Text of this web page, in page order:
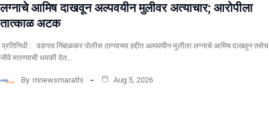
लग्नाचे आमिष दाखवून अल्पवयीन मुलीवर अत्याचार; आरोपीला
तात्काळ अटक
प्रतिनिधी : वडगाव निंबाळकर पोलीस ठाण्याच्या हद्दीत अल्पवयीन मुलीला लग्नाचे आमिष दाखवून तसेच
जीवे मारण्याची धमकी देत…
By mnewsmarathi Aug 5, 2026